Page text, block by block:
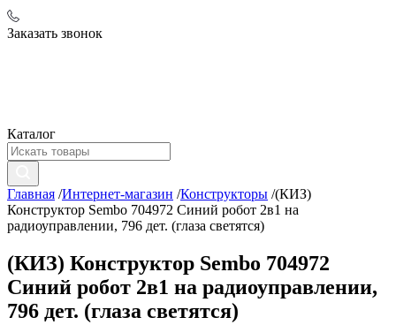
Заказать звонок
Каталог
Главная /Интернет-магазин /Конструкторы /(КИЗ)
Конструктор Sembo 704972 Синий робот 2в1 на
радиоуправлении, 796 дет. (глаза светятся)
(КИЗ) Конструктор Sembo 704972
Синий робот 2в1 на радиоуправлении,
796 дет. (глаза светятся)